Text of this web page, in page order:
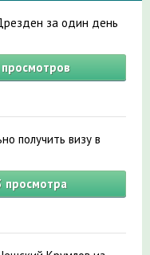
за один день
просмотров
получить визу в
просмотра